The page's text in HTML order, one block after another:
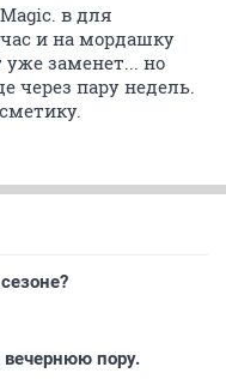
в для
и на мордашку
заменет... но
через пару недель.
вечернюю пору.